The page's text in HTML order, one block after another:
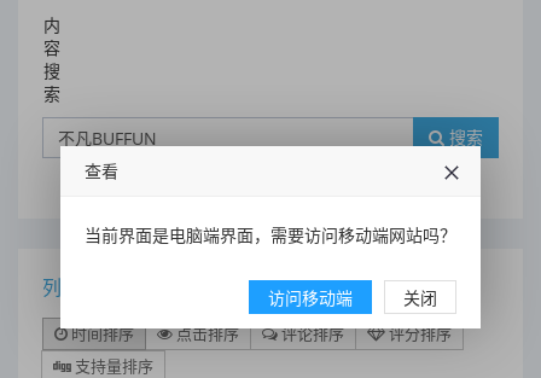
内
容
搜
索
搜索
列表
时间排序 点击排序 评论排序
评分排序
支持量排序
查看
当前界面是电脑端界面，需要访问移动端网站吗？
访问移动端 关闭